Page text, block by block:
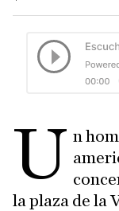
U n
la plaza de la